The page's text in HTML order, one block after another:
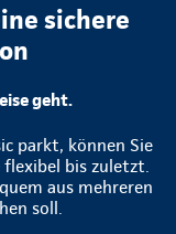
sichere
geht.
parkt, können Sie
flexibel bis zuletzt.
aus mehreren
soll.